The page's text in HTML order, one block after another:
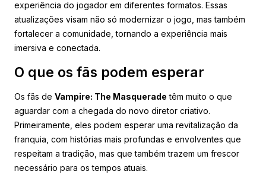
experiência do jogador em diferentes formatos. Essas
atualizações visam não só modernizar o jogo, mas também
fortalecer a comunidade, tornando a experiência mais
imersiva e conectada.
O que os fãs podem esperar
Os fãs de Vampire: The Masquerade têm muito o que
aguardar com a chegada do novo diretor criativo.
Primeiramente, eles podem esperar uma revitalização da
franquia, com histórias mais profundas e envolventes que
respeitam a tradição, mas que também trazem um frescor
necessário para os tempos atuais.